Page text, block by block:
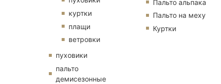
куртки
плащи
ветровки
пуховики
пальто
демисезонные
Пальто альпака
Пальто на меху
Куртки